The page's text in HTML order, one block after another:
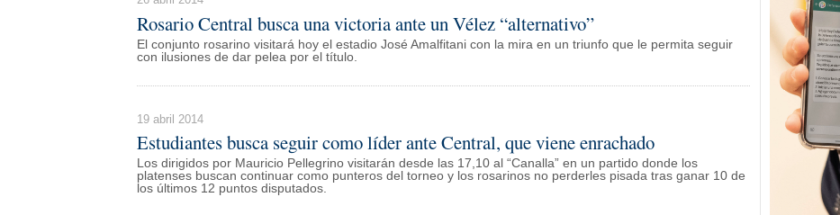
Rosario Central busca una victoria ante un Vélez “alternativo”
El conjunto rosarino visitará hoy el estadio José Amalfitani con la mira en un triunfo que le permita seguir
con ilusiones de dar pelea por el título.
19 abril 2014
Estudiantes busca seguir como líder ante Central, que viene enrachado
Los dirigidos por Mauricio Pellegrino visitarán desde las 17,10 al “Canalla” en un partido donde los
platenses buscan continuar como punteros del torneo y los rosarinos no perderles pisada tras ganar 10 de
los últimos 12 puntos disputados.